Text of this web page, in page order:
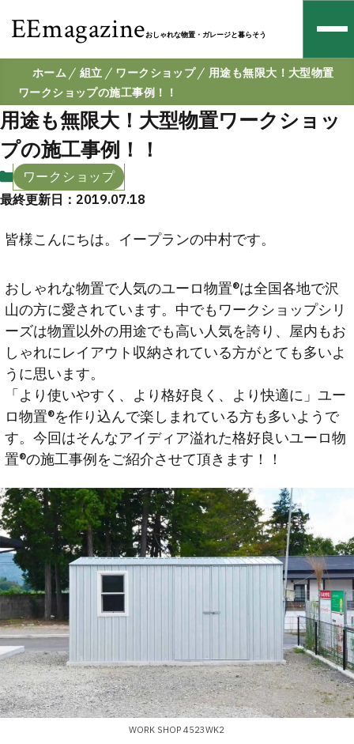
EEmagazineおしゃれな物置・ガレージと暮らそう
ホーム 組立 ワークショップ
用途も無限大！大型物置
ワークショップの施工事例！！
用途も無限大！大型物置ワークショッ
プの施工事例！！
ワークショップ
最終更新日：2019.07.18
皆様こんにちは。イープランの中村です。
おしゃれな物置で人気のユーロ物置®︎は全国各地で沢
山の方に愛されています。中でもワークショップシリ
ーズは物置以外の用途でも高い人気を誇り、屋内もお
しゃれにレイアウト収納されている方がとても多いよ
うに思います。
「より使いやすく、より格好良く、より快適に」ユー
ロ物置®︎を作り込んで楽しまれている方も多いようで
す。今回はそんなアイディア溢れた格好良いユーロ物
置®︎の施工事例をご紹介させて頂きます！！
WORK SHOP 4523WK2